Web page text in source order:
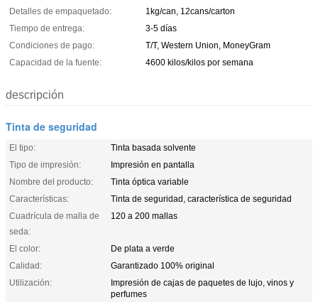
Detalles de empaquetado:
1kg/can, 12cans/carton
Tiempo de entrega:
3-5 días
Condiciones de pago:
T/T, Western Union, MoneyGram
Capacidad de la fuente:
4600 kilos/kilos por semana
descripción
Tinta de seguridad
El tipo:
Tinta basada solvente
Tipo de impresión:
Impresión en pantalla
Nombre del producto:
Tinta óptica variable
Características:
Tinta de seguridad, característica de seguridad
Cuadrícula de malla de
seda:
120 a 200 mallas
El color:
De plata a verde
Calidad:
Garantizado 100% original
Utilización:
Impresión de cajas de paquetes de lujo, vinos y
perfumes